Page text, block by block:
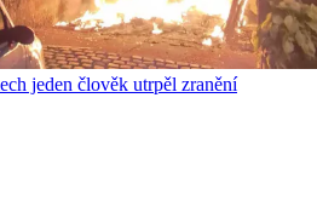
jeden člověk utrpěl zranění